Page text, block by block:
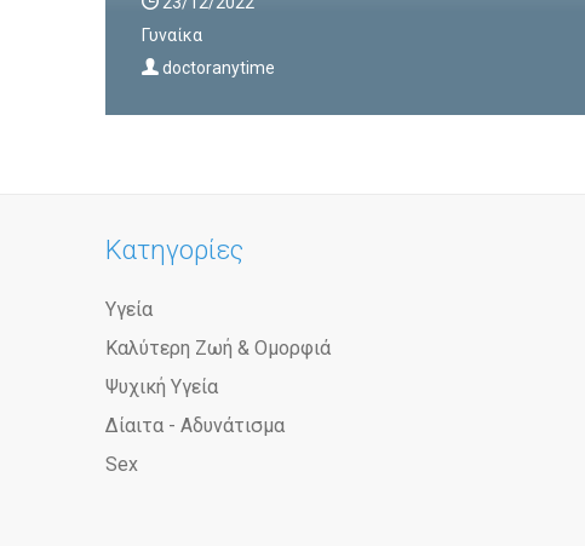
Γυναίκα
doctoranytime
Κατηγορίες
Υγεία
Καλύτερη Ζωή & Ομορφιά
Ψυχική Υγεία
Δίαιτα - Αδυνάτισμα
Sex